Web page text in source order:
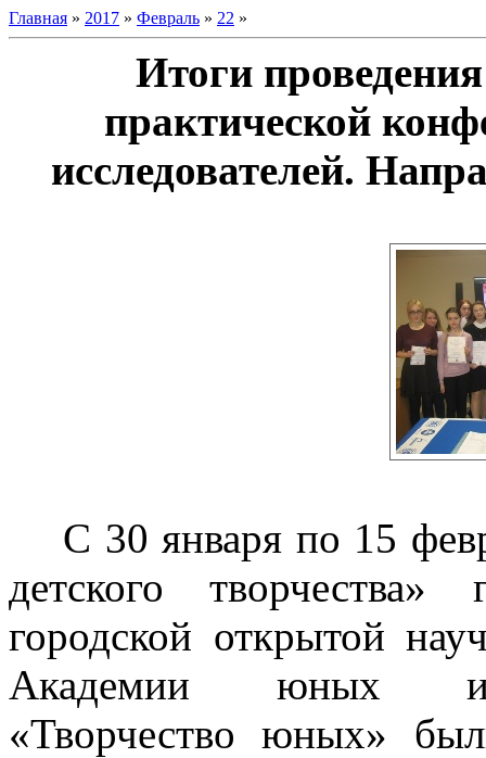
Главная » 2017 » Февраль » 22 »
Итоги
практической
исследователей.
С 30 января по 15
детского
городской открытой
Академии юных
«Творчество юных»